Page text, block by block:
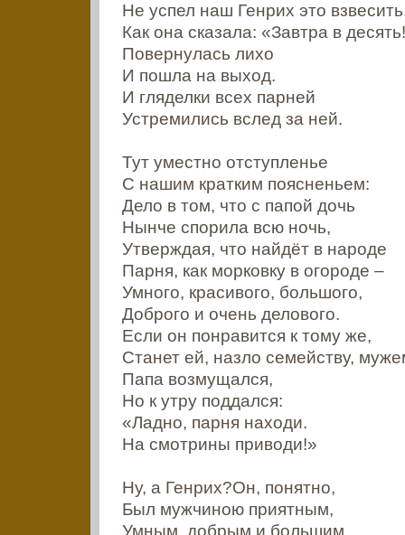
Не успел наш Генрих это
Как она сказала: «Завтра в
Повернулась лихо
И пошла на выход.
И гляделки всех парней
Устремились вслед за ней.
Тут уместно отступленье
С нашим кратким поясненьем:
Дело в том, что с папой дочь
Нынче спорила всю ночь,
Утверждая, что найдёт в народе
Парня, как морковку в огороде –
Умного, красивого, большого,
Доброго и очень делового.
Если он понравится к тому же,
Станет ей, назло семейству,
Папа возмущался,
Но к утру поддался:
«Ладно, парня находи.
На смотрины приводи!»
Ну, а Генрих?Он, понятно,
Был мужчиною приятным,
Умным, добрым и большим